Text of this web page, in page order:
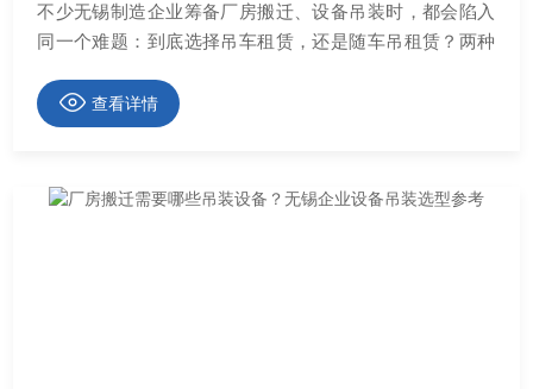
不少无锡制造企业筹备厂房搬迁、设备吊装时，都会陷入
同一个难题：到底选择吊车租赁，还是随车吊租赁？两种
查看详情